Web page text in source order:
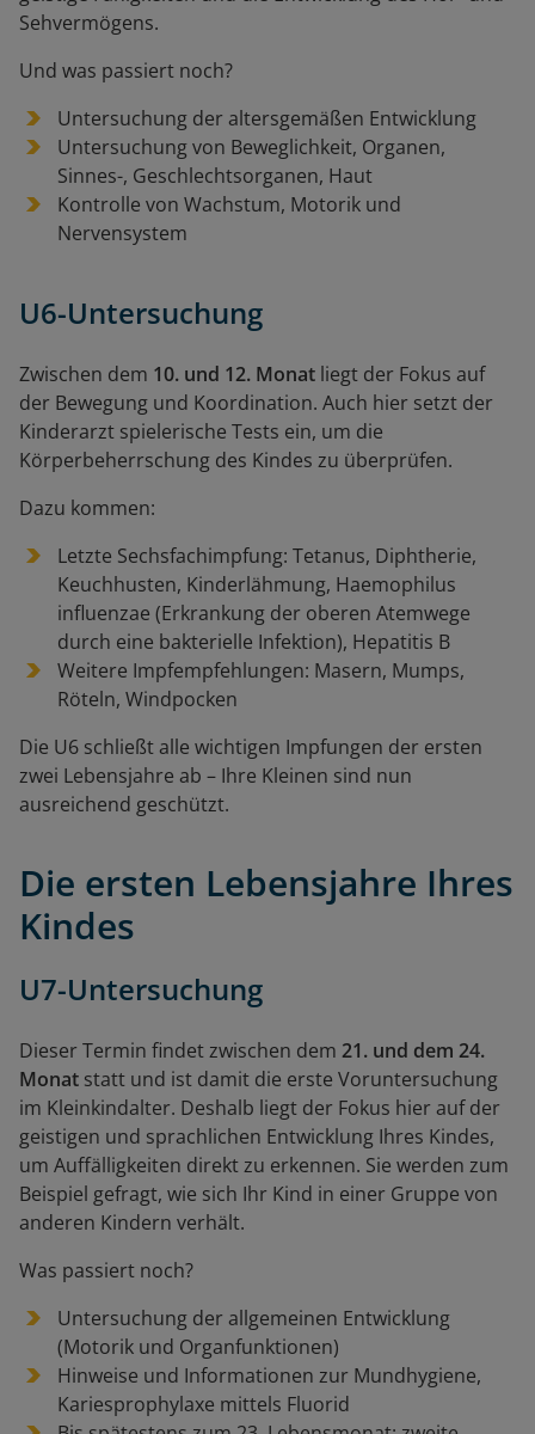
Sehvermögens.
Und was passiert noch?
Untersuchung der altersgemäßen Entwicklung
Untersuchung von Beweglichkeit, Organen,
Sinnes-, Geschlechtsorganen, Haut
Kontrolle von Wachstum, Motorik und
Nervensystem
U6-Untersuchung
Zwischen dem 10. und 12. Monat liegt der Fokus auf
der Bewegung und Koordination. Auch hier setzt der
Kinderarzt spielerische Tests ein, um die
Körperbeherrschung des Kindes zu überprüfen.
Dazu kommen:
Letzte Sechsfachimpfung: Tetanus, Diphtherie,
Keuchhusten, Kinderlähmung, Haemophilus
influenzae (Erkrankung der oberen Atemwege
durch eine bakterielle Infektion), Hepatitis B
Weitere Impfempfehlungen: Masern, Mumps,
Röteln, Windpocken
Die U6 schließt alle wichtigen Impfungen der ersten
zwei Lebensjahre ab – Ihre Kleinen sind nun
ausreichend geschützt.
Die ersten Lebensjahre Ihres
Kindes
U7-Untersuchung
Dieser Termin findet zwischen dem 21. und dem 24.
Monat statt und ist damit die erste Voruntersuchung
im Kleinkindalter. Deshalb liegt der Fokus hier auf der
geistigen und sprachlichen Entwicklung Ihres Kindes,
um Auffälligkeiten direkt zu erkennen. Sie werden zum
Beispiel gefragt, wie sich Ihr Kind in einer Gruppe von
anderen Kindern verhält.
Was passiert noch?
Untersuchung der allgemeinen Entwicklung
(Motorik und Organfunktionen)
Hinweise und Informationen zur Mundhygiene,
Kariesprophylaxe mittels Fluorid